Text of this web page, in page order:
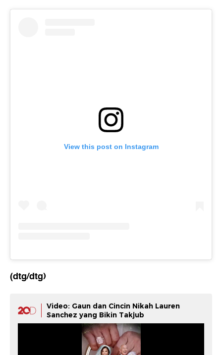
View this post on Instagram
(dtg/dtg)
Video: Gaun dan Cincin Nikah Lauren
Sanchez yang Bikin Takjub